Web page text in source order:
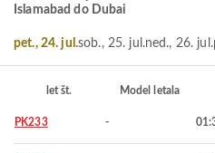
Islamabad do Dubai
pet., 24. jul.sob., 25. jul.ned., 26. jul.
let št. Model letala
PK233 -